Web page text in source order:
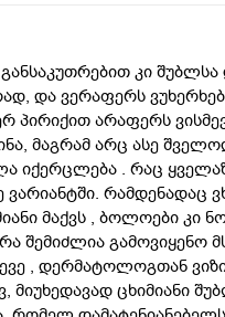
კი
და ვერაფერს
პირიქით არაფერს
მაგრამ არც ასე
იქერცლება . რაც
რამდენადაც
მაქვს , ბოლოები
გამოვიყენო
, დერმატოლოგთან
მიუხედავად ცხიმიანი